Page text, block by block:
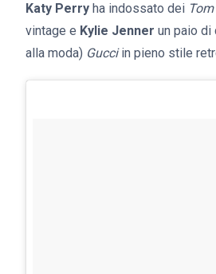
Katy Perry ha indossato dei
vintage e Kylie Jenner un paio di
alla moda) Gucciin pieno stile